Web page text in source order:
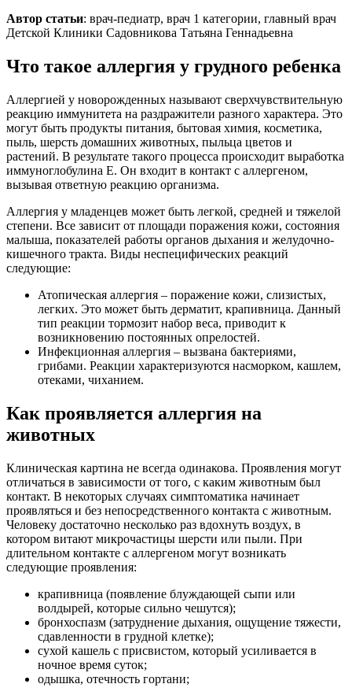
Автор статьи: врач-педиатр, врач 1 категории, главный врач
Детской Клиники Садовникова Татьяна Геннадьевна
Что такое аллергия у грудного ребенка
Аллергией у новорожденных называют сверхчувствительную
реакцию иммунитета на раздражители разного характера. Это
могут быть продукты питания, бытовая химия, косметика,
пыль, шерсть домашних животных, пыльца цветов и
растений. В результате такого процесса происходит выработка
иммуноглобулина Е. Он входит в контакт с аллергеном,
вызывая ответную реакцию организма.
Аллергия у младенцев может быть легкой, средней и тяжелой
степени. Все зависит от площади поражения кожи, состояния
малыша, показателей работы органов дыхания и желудочно-
кишечного тракта. Виды неспецифических реакций
следующие:
Атопическая аллергия – поражение кожи, слизистых,
легких. Это может быть дерматит, крапивница. Данный
тип реакции тормозит набор веса, приводит к
возникновению постоянных опрелостей.
Инфекционная аллергия – вызвана бактериями,
грибами. Реакции характеризуются насморком, кашлем,
отеками, чиханием.
Как проявляется аллергия на
животных
Клиническая картина не всегда одинакова. Проявления могут
отличаться в зависимости от того, с каким животным был
контакт. В некоторых случаях симптоматика начинает
проявляться и без непосредственного контакта с животным.
Человеку достаточно несколько раз вдохнуть воздух, в
котором витают микрочастицы шерсти или пыли. При
длительном контакте с аллергеном могут возникать
следующие проявления:
крапивница (появление блуждающей сыпи или
волдырей, которые сильно чешутся);
бронхоспазм (затруднение дыхания, ощущение тяжести,
сдавленности в грудной клетке);
сухой кашель с присвистом, который усиливается в
ночное время суток;
одышка, отечность гортани;